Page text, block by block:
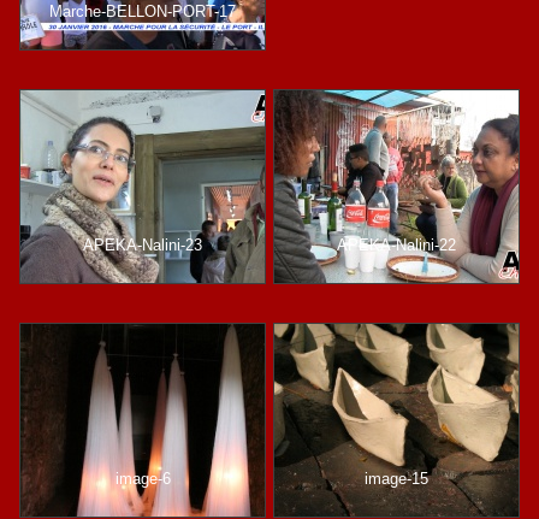
Marche-BELLON-PORT-17
APEKA-Nalini-23 APEKA-Nalini-22
image-6 image-15